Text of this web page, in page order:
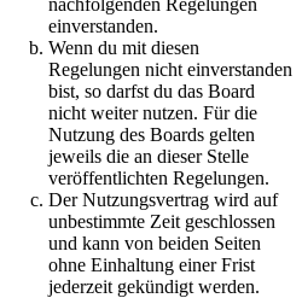
einverstanden.
Wenn du mit diesen
Regelungen nicht einverstanden
bist, so darfst du das Board
nicht weiter nutzen. Für die
Nutzung des Boards gelten
jeweils die an dieser Stelle
veröffentlichten Regelungen.
Der Nutzungsvertrag wird auf
unbestimmte Zeit geschlossen
und kann von beiden Seiten
ohne Einhaltung einer Frist
jederzeit gekündigt werden.